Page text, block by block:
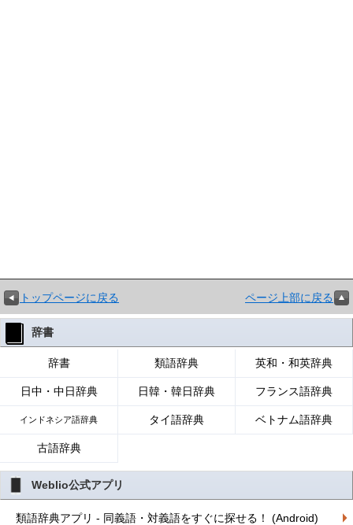
トップページに戻る ページ上部に戻る
辞書
辞書 類語辞典 英和・和英辞典
日中・中日辞典 日韓・韓日辞典 フランス語辞典
インドネシア語辞典 タイ語辞典 ベトナム語辞典
古語辞典
Weblio公式アプリ
類語辞典アプリ - 同義語・対義語をすぐに探せる！ (Android)